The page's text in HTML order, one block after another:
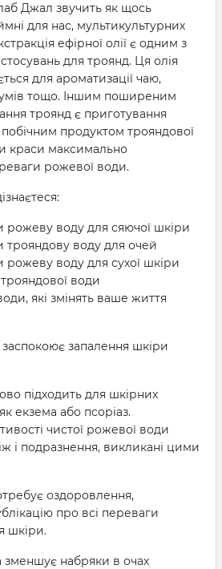
Джал звучить як щось
для нас, мультикультурних
ефірної олії є одним з
для троянд. Ця олія
для ароматизації чаю,
тощо. Іншим поширеним
троянд є приготування
продуктом трояндової
краси максимально
рожевої води.
рожеву воду для сяючої шкіри
трояндову воду для очей
рожеву воду для сухої шкіри
води
які змінять ваше життя
запалення шкіри
підходить для шкірних
екзема або псоріаз.
чистої рожевої води
і подразнення, викликані цими
оздоровлення,
про всі переваги
шкіри.
набряки в очах